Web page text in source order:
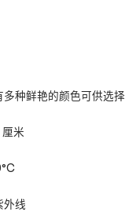
种鲜艳的颜色可供选择
米
外线